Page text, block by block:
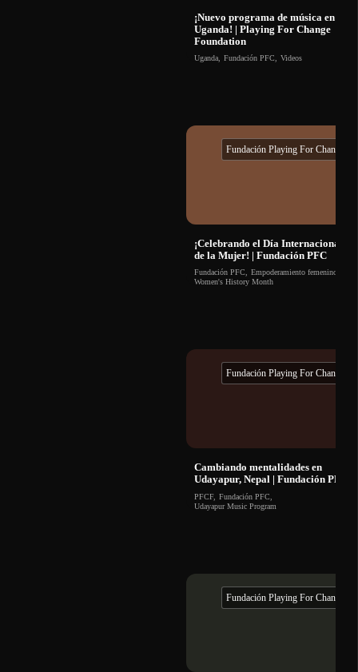
¡Nuevo programa de música en
Uganda! | Playing For Change
Foundation
Uganda, Fundación PFC Videos
Fundación Playing For Change
¡Celebrando el Día Internacional
de la Mujer! | Fundación PFC
Fundación PFC, Empoderamiento femenino
Women's History Month
Fundación Playing For Change
Cambiando mentalidades en
Udayapur, Nepal | Fundación PFC
PFCF, Fundación PFC
Udayapur Music Program
Fundación Playing For Change